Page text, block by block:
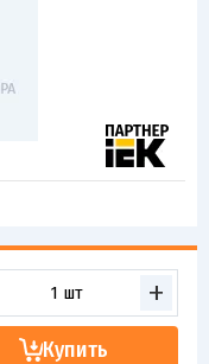
+
Купить